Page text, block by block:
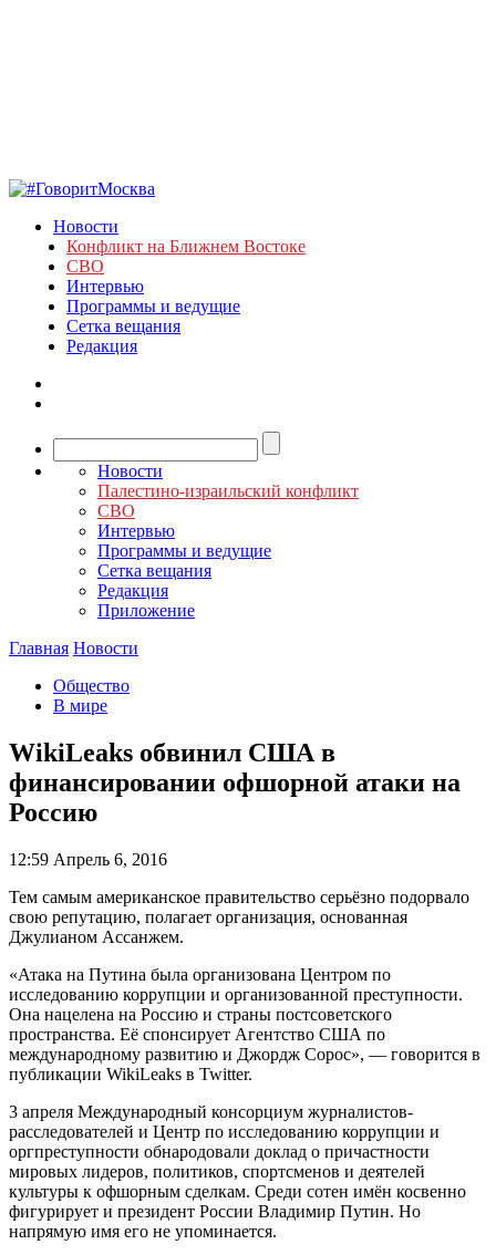
Новости
Конфликт на Ближнем Востоке
СВО
Интервью
Программы и ведущие
Сетка вещания
Редакция
Новости
Палестино-израильский конфликт
СВО
Интервью
Программы и ведущие
Сетка вещания
Редакция
Приложение
Главная Новости
Общество
В мире
WikiLeaks обвинил США в
финансировании офшорной атаки на
Россию
12:59 Апрель 6, 2016
Тем самым американское правительство серьёзно подорвало
свою репутацию, полагает организация, основанная
Джулианом Ассанжем.
«Атака на Путина была организована Центром по
исследованию коррупции и организованной преступности.
Она нацелена на Россию и страны постсоветского
пространства. Её спонсирует Агентство США по
международному развитию и Джордж Сорос», — говорится в
публикации WikiLeaks в Twitter.
3 апреля Международный консорциум журналистов-
расследователей и Центр по исследованию коррупции и
оргпреступности обнародовали доклад о причастности
мировых лидеров, политиков, спортсменов и деятелей
культуры к офшорным сделкам. Среди сотен имён косвенно
фигурирует и президент России Владимир Путин. Но
напрямую имя его не упоминается.